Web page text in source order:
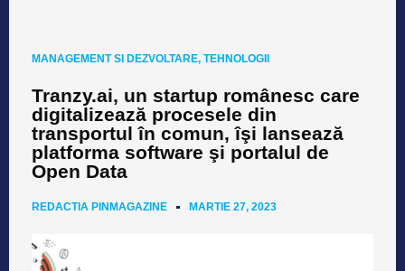
MANAGEMENT SI DEZVOLTARE, TEHNOLOGII
Tranzy.ai, un startup românesc care
digitalizeazӑ procesele din
transportul în comun, îşi lanseazӑ
platforma software şi portalul de
Open Data
REDACTIA PINMAGAZINE MARTIE 27, 2023